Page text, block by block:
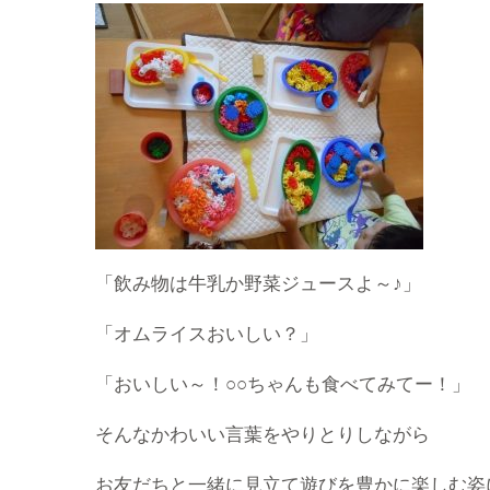
「飲み物は牛乳か野菜ジュースよ～♪」
「オムライスおいしい？」
「おいしい～！○○ちゃんも食べてみてー！」
そんなかわいい言葉をやりとりしながら
お友だちと一緒に見立て遊びを豊かに楽しむ姿